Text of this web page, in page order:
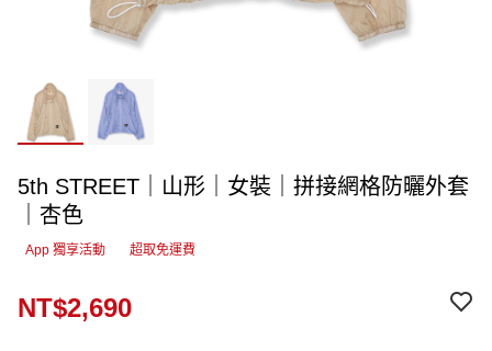
5th STREET｜山形｜女裝｜拼接網格防曬外套
｜杏色
App 獨享活動 超取免運費
NT$2,690